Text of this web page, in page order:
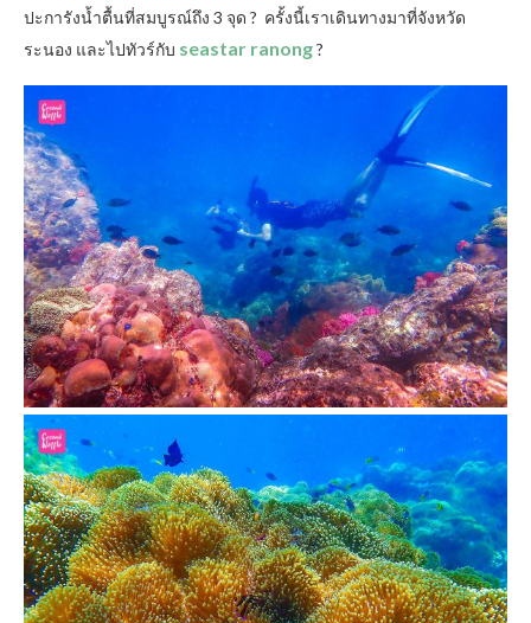
ปะการังน้ำตื้นที่สมบูรณ์ถึง 3 จุด ? ครั้งนี้เราเดินทางมาที่จังหวัด
ระนอง และไปทัวร์กับ seastar ranong?